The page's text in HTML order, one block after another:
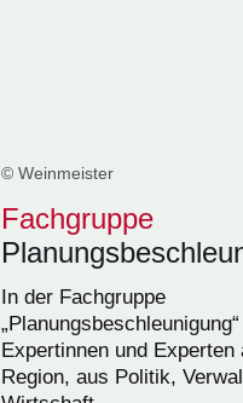
© Weinmeister
Fachgruppe
In der Fachgruppe
Expertinnen und Experten
Region, aus Politik,